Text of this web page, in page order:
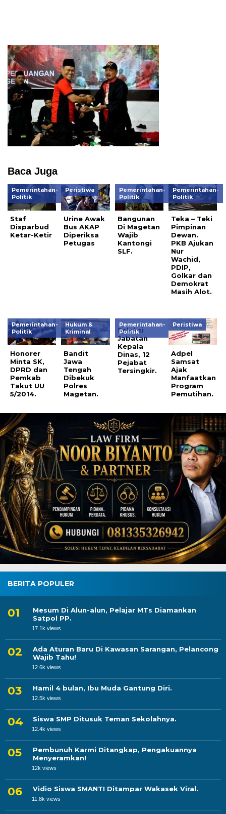
Baca Juga
Pemerintahan-
Politik
Staf
Disparbud
Ketar-Ketir
Peristiwa
Urine Awak
Bus AKAP
Diperiksa
Petugas
Pemerintahan-
Politik
Bangunan
Di Magetan
Wajib
Kantongi
SLF.
Pemerintahan-
Politik
Teka – Teki
Pimpinan
Dewan.
PKB Ajukan
Nur
Wachid,
PDIP,
Golkar dan
Demokrat
Masih Alot.
Pemerintahan-
Politik
Honorer
Minta SK,
DPRD dan
Pemkab
Takut UU
5/2014.
Hukum &
Kriminal
Bandit
Jawa
Tengah
Dibekuk
Polres
Magetan.
Pemerintahan-
Politik
Seleksi
Jabatan
Kepala
Dinas, 12
Pejabat
Tersingkir.
Peristiwa
Adpel
Samsat
Ajak
Manfaatkan
Program
Pemutihan.
BERITA POPULER
Mesum Di Alun-alun, Pelajar MTs Diamankan
Satpol PP.
17.1k views
Ada Aturan Baru Di Kawasan Sarangan, Pelancong
Wajib Tahu!
12.6k views
Hamil 4 bulan, Ibu Muda Gantung Diri.
12.5k views
Siswa SMP Ditusuk Teman Sekolahnya.
12.4k views
Pembunuh Karmi Ditangkap, Pengakuannya
Menyeramkan!
12k views
Vidio Siswa SMANTI Ditampar Wakasek Viral.
11.8k views